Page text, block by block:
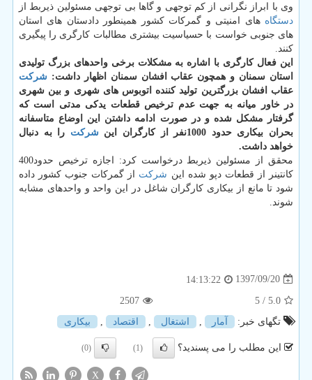
وی با ابراز نگرانی از كم توجهی و گاها بی توجهی مسئولین ذیربط از
دستگاه های امنیتی و گمركات كشور همینطور دادستان های استان
های جنوبی خواست با حسیاسیت بیشتری مطالبات كارگری را پیگیری
كنند.
این فعال كارگری با اشاره به مشكلات برخی واحدهای بزرگ تولیدی
استان سمنان و همچون عقاب افشان سمنان اظهار داشت: شركت
عقاب افشان بزرگترین تولید كننده اتوبوس های شهری و بین شهری
در خاور میانه به جهت عدم ترخیص قطعات یدكی مدتی است كه
گرفتار مشكل شده و در صورت ادامه داشتن این اوضاع متاسفانه
بحران بیكاری حدود 1000نفر از كارگران این
شركت را به دنبال
خواهد داشت.
محقق از مسئولین ذیربط درخواست كرد: اجازه ترخیص حدود400
كانتینر از قطعات دپو شده این شركت از گمركات جنوب كشور داده
شود تا مانع از بیكاری كارگران شاغل در این واحد و واحدهای مشابه
شوند.
1397/09/20
14:13:22
5.0
/ 5
2507
تگهای خبر:
آمار , اشتغال , اقتصاد , بیكاری
این مطلب را می پسندید؟ (1)
(0)
X